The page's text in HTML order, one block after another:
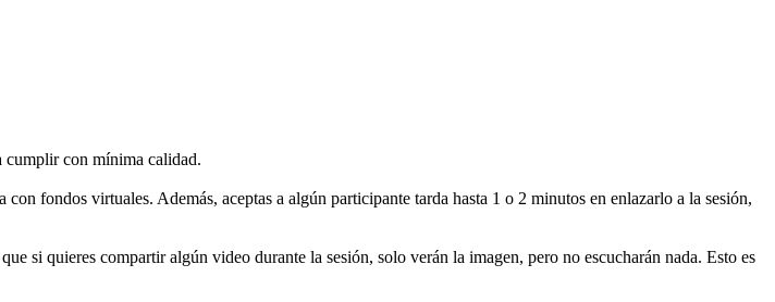
cumplir con mínima calidad.
fondos virtuales. Además, aceptas a algún participante tarda hasta 1 o 2 minutos en enlazarlo a la sesión,
si quieres compartir algún video durante la sesión, solo verán la imagen, pero no escucharán nada. Esto es